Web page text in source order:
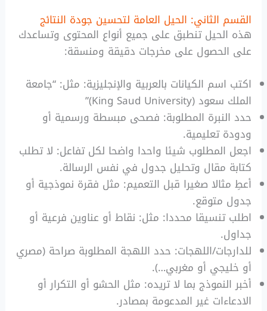
القسم الثاني: الحيل العامة لتحسين جودة النتائج
هذه الحيل تنطبق على جميع أنواع المحتوى وتساعدك
على الحصول على مخرجات دقيقة ومنسقة:
اكتب اسم الكيانات بالعربية والإنجليزية: مثل: “جامعة
الملك سعود (King Saud University)”
حدد النبرة المطلوبة: فصحى مبسطة ورسمية أو
ودودة تعليمية.
اجعل المطلوب شيئا واحدا واضحا لكل تفاعل: لا تطلب
كتابة مقال وتحليل جدول في نفس الرسالة.
أعطِ مثالا صغيرا قبل التعميم: مثل فقرة نموذجية أو
جدول متوقع.
اطلب تنسيقا محددا: مثل: نقاط أو عناوين فرعية أو
جداول.
للدارجات/اللهجات: حدد اللهجة المطلوبة صراحة (مصري
أو خليجي أو مغربي…).
أخبر النموذج بما لا تريده: مثل الحشو أو التكرار أو
الادعاءات غير المدعومة بمصادر.